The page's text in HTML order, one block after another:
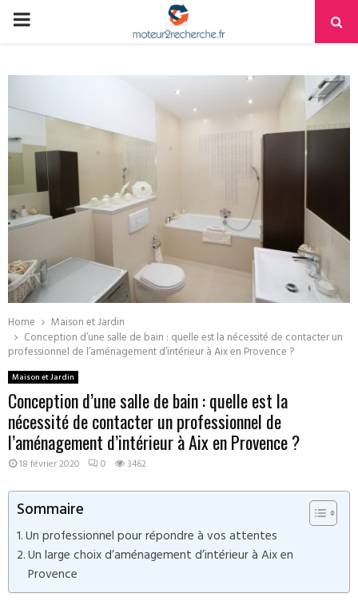
PRIMARY
Home
Maison et Jardin
Conception d’une salle de bain : quelle est la nécessité de contacter un
professionnel de l’aménagement d’intérieur à Aix en Provence ?
Maison et Jardin
Conception d’une salle de bain : quelle est la
nécessité de contacter un professionnel de
l’aménagement d’intérieur à Aix en Provence ?
18 février 2020 0 3462
Sommaire
Un professionnel pour répondre à vos attentes
Un large choix d’aménagement d’intérieur à Aix en
Provence